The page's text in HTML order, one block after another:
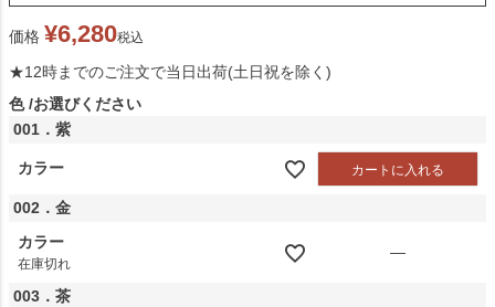
価格 ¥6,280税込
★12時までのご注文で当日出荷(土日祝を除く)
色 お選びください
001．紫
カラー カートに入れる
002．金
カラー
在庫切れ
—
003．茶